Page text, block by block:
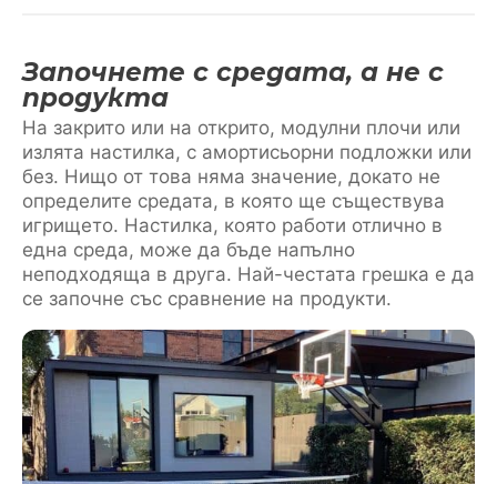
Започнете с средата, а не с
продукта
На закрито или на открито, модулни плочи или
излята настилка, с амортисьорни подложки или
без. Нищо от това няма значение, докато не
определите средата, в която ще съществува
игрището. Настилка, която работи отлично в
една среда, може да бъде напълно
неподходяща в друга. Най-честата грешка е да
се започне със сравнение на продукти.